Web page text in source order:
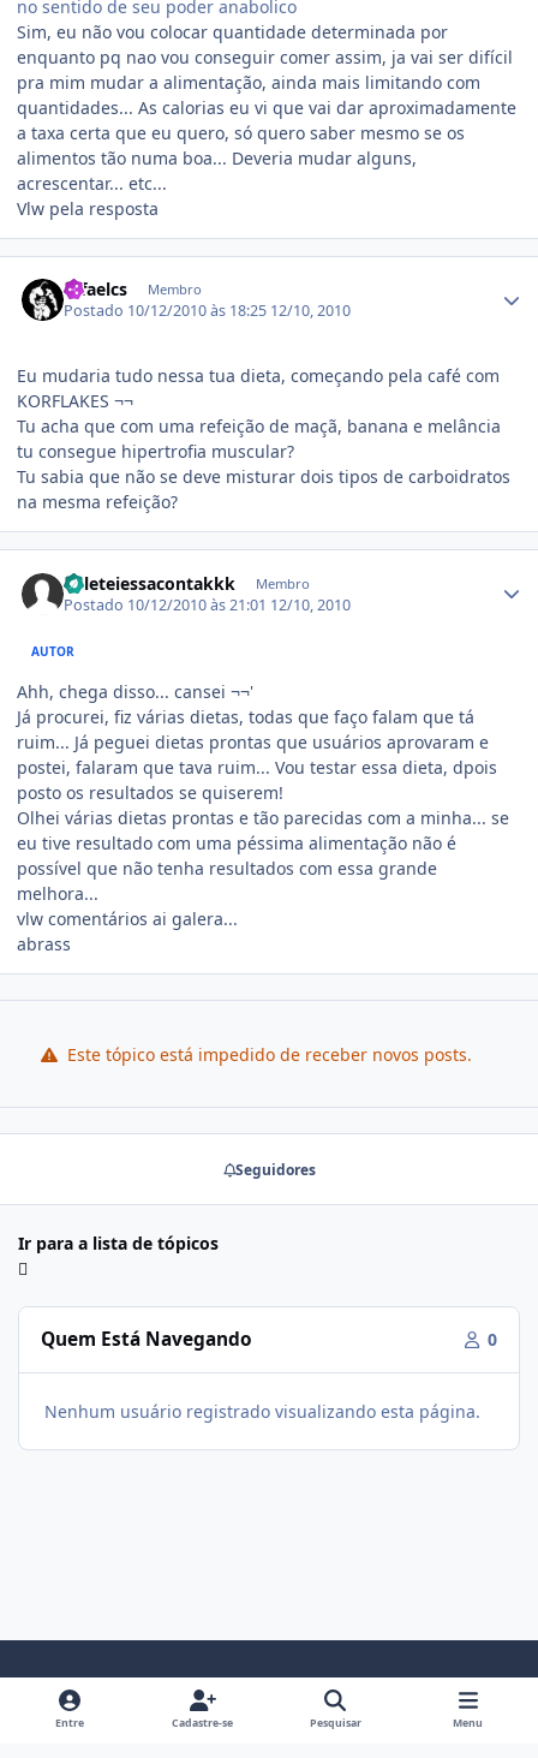
no sentido de seu poder anabolico
Sim, eu não vou colocar quantidade determinada por
enquanto pq nao vou conseguir comer assim, ja vai ser difícil
pra mim mudar a alimentação, ainda mais limitando com
quantidades... As calorias eu vi que vai dar aproximadamente
a taxa certa que eu quero, só quero saber mesmo se os
alimentos tão numa boa... Deveria mudar alguns,
acrescentar... etc...
Vlw pela resposta
rafaelcs Membro
Postado 10/12/2010 às 18:25 12/10, 2010
Eu mudaria tudo nessa tua dieta, começando pela café com
KORFLAKES ¬¬
Tu acha que com uma refeição de maçã, banana e melância
tu consegue hipertrofia muscular?
Tu sabia que não se deve misturar dois tipos de carboidratos
na mesma refeição?
deleteiessacontakkk Membro
Postado 10/12/2010 às 21:01 12/10, 2010
AUTOR
Ahh, chega disso... cansei ¬¬'
Já procurei, fiz várias dietas, todas que faço falam que tá
ruim... Já peguei dietas prontas que usuários aprovaram e
postei, falaram que tava ruim... Vou testar essa dieta, dpois
posto os resultados se quiserem!
Olhei várias dietas prontas e tão parecidas com a minha... se
eu tive resultado com uma péssima alimentação não é
possível que não tenha resultados com essa grande
melhora...
vlw comentários ai galera...
abrass
Este tópico está impedido de receber novos posts.
Seguidores
Ir para a lista de tópicos
Quem Está Navegando 0
Nenhum usuário registrado visualizando esta página.
Modo ClaroModo EscuroPreferência do Sistema
i
Entre Cadastre-se Pesquisar Menu